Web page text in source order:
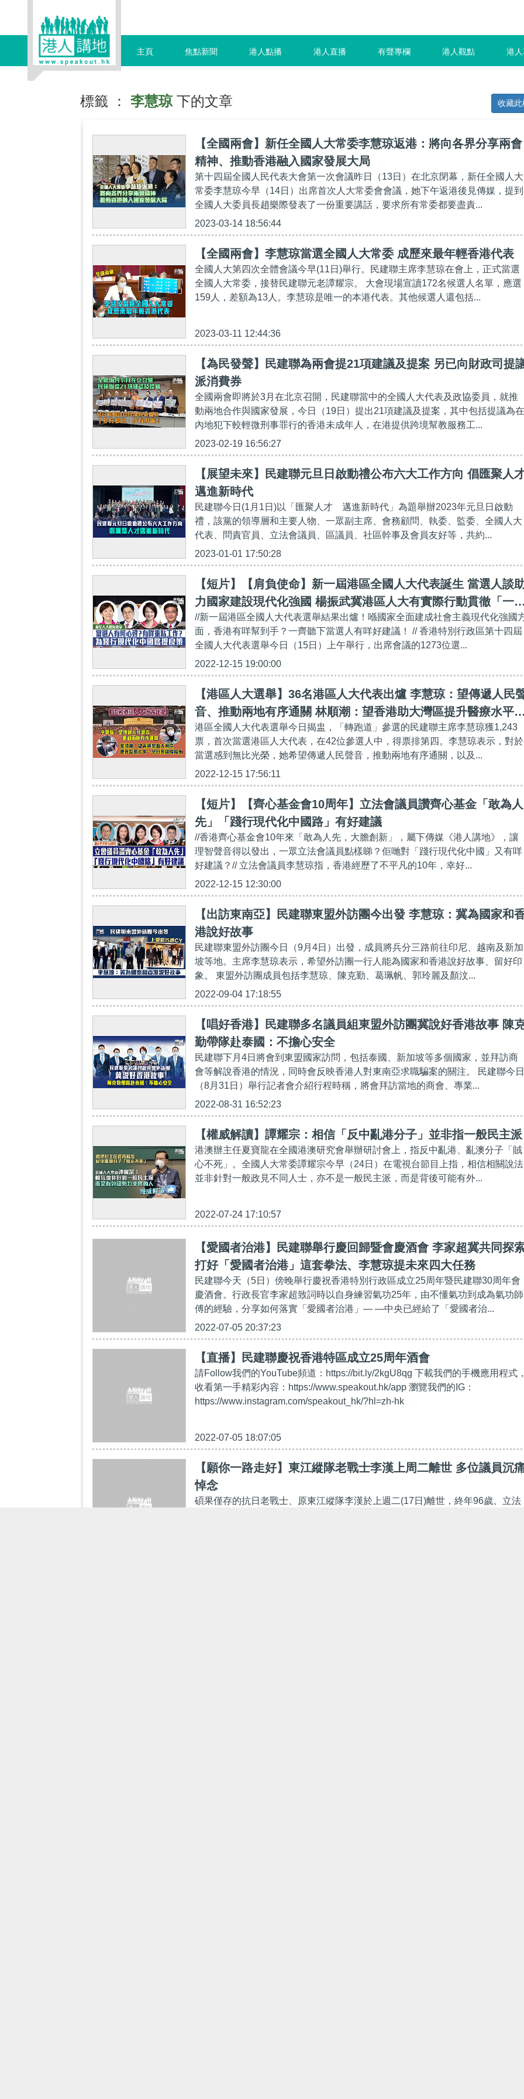
主頁 焦點新聞 港人點播 港人直播 有聲專欄 港人觀點 港
標籤 ： 李慧琼下的文章 收藏此
【全國兩會】新任全國人大常委李慧琼返港：將向各界分享兩會
精神、推動香港融入國家發展大局
第十四屆全國人民代表大會第一次會議昨日（13日）在北京閉幕，新任全國人大
常委李慧琼今早（14日）出席首次人大常委會會議，她下午返港後見傳媒，提到
全國人大委員長趙樂際發表了一份重要講話，要求所有常委都要盡責...
2023-03-14 18:56:44
【全國兩會】李慧琼當選全國人大常委 成歷來最年輕香港代表
全國人大第四次全體會議今早(11日)舉行。民建聯主席李慧琼在會上，正式當選
全國人大常委，接替民建聯元老譚耀宗。 大會現場宣讀172名候選人名單，應選
159人，差額為13人。李慧琼是唯一的本港代表。其他候選人還包括...
2023-03-11 12:44:36
【為民發聲】民建聯為兩會提21項建議及提案 另已向財政司提
派消費券
全國兩會即將於3月在北京召開，民建聯當中的全國人大代表及政協委員，就推
動兩地合作與國家發展，今日（19日）提出21項建議及提案，其中包括提議為在
內地犯下較輕微刑事罪行的香港未成年人，在港提供跨境幫教服務工...
2023-02-19 16:56:27
【展望未來】民建聯元旦日啟動禮公布六大工作方向 倡匯聚人
邁進新時代
民建聯今日(1月1日)以「匯聚人才 邁進新時代」為題舉辦2023年元旦日啟動
禮，該黨的領導層和主要人物、一眾副主席、會務顧問、執委、監委、全國人大
代表、問責官員、立法會議員、區議員、社區幹事及會員友好等，共約...
2023-01-01 17:50:28
【短片】【肩負使命】新一屆港區全國人大代表誕生 當選人談
力國家建設現代化強國 楊振武冀港區人大有實際行動貫徹「一
兩制」
//新一屆港區全國人大代表選舉結果出爐！喺國家全面建成社會主義現代化強國
面，香港有咩幫到手？一齊聽下當選人有咩好建議！ // 香港特別行政區第十四屆
全國人大代表選舉今日（15日）上午舉行，出席會議的1273位選...
2022-12-15 19:00:00
【港區人大選舉】36名港區人大代表出爐 李慧琼：望傳遞人民
音、推動兩地有序通關 林順潮：望香港助大灣區提升醫療水平
早日與國際接軌
港區全國人大代表選舉今日揭盅，「轉跑道」參選的民建聯主席李慧琼獲1,243
票，首次當選港區人大代表，在42位參選人中，得票排第四。李慧琼表示，對於
當選感到無比光榮，她希望傳遞人民聲音，推動兩地有序通關，以及...
2022-12-15 17:56:11
【短片】【齊心基金會10周年】立法會議員讚齊心基金「敢為人
先」「踐行現代化中國路」有好建議
//香港齊心基金會10年來「敢為人先，大膽創新」，屬下傳媒《港人講地》，讓
理智聲音得以發出，一眾立法會議員點樣睇？佢哋對「踐行現代化中國」又有咩
好建議？// 立法會議員李慧琼指，香港經歷了不平凡的10年，幸好...
2022-12-15 12:30:00
【出訪東南亞】民建聯東盟外訪團今出發 李慧琼：冀為國家和
港說好故事
民建聯東盟外訪團今日（9月4日）出發，成員將兵分三路前往印尼、越南及新加
坡等地。主席李慧琼表示，希望外訪團一行人能為國家和香港說好故事、留好印
象。 東盟外訪團成員包括李慧琼、陳克勤、葛珮帆、郭玲麗及顏汶...
2022-09-04 17:18:55
【唱好香港】民建聯多名議員組東盟外訪團冀說好香港故事 陳
勤帶隊赴泰國：不擔心安全
民建聯下月4日將會到東盟國家訪問，包括泰國、新加坡等多個國家，並拜訪商
會等解說香港的情況，同時會反映香港人對東南亞求職騙案的關注。 民建聯今日
（8月31日）舉行記者會介紹行程時稱，將會拜訪當地的商會、專業...
2022-08-31 16:52:23
【權威解讀】譚耀宗：相信「反中亂港分子」並非指一般民主派
港澳辦主任夏寶龍在全國港澳研究會舉辦研討會上，指反中亂港、亂澳分子「賊
心不死」。全國人大常委譚耀宗今早（24日）在電視台節目上指，相信相關說法
並非針對一般政見不同人士，亦不是一般民主派，而是背後可能有外...
2022-07-24 17:10:57
【愛國者治港】民建聯舉行慶回歸暨會慶酒會 李家超冀共同探
打好「愛國者治港」這套拳法、李慧琼提未來四大任務
民建聯今天（5日）傍晚舉行慶祝香港特別行政區成立25周年暨民建聯30周年會
慶酒會。行政長官李家超致詞時以自身練習氣功25年，由不懂氣功到成為氣功師
傅的經驗，分享如何落實「愛國者治港」— —中央已經給了「愛國者治...
2022-07-05 20:37:23
【直播】民建聯慶祝香港特區成立25周年酒會
請Follow我們的YouTube頻道：https://bit.ly/2kgU8qg 下載我們的手機應用程式
收看第一手精彩內容：https://www.speakout.hk/app 瀏覽我們的IG：
https://www.instagram.com/speakout_hk/?hl=zh-hk
2022-07-05 18:07:05
【願你一路走好】東江縱隊老戰士李漢上周二離世 多位議員沉
悼念
碩果僅存的抗日老戰士、原東江縱隊李漢於上週二(17日)離世，終年96歲。立法